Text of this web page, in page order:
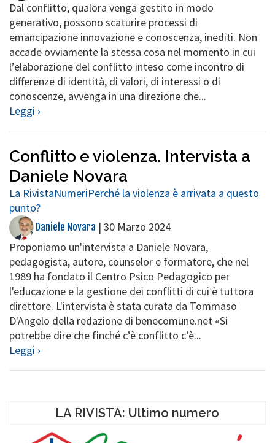
Dal conflitto, qualora venga gestito in modo
generativo, possono scaturire processi di
emancipazione innovazione e conoscenza, inediti. Non
accade ovviamente la stessa cosa nel momento in cui
l’elaborazione del conflitto inteso come incontro di
differenze di identità, di valori, di interessi o di
conoscenze, avvenga in una direzione che...
Leggi ›
Conflitto e violenza. Intervista a
Daniele Novara
La RivistaNumeriPerché la violenza è arrivata a questo
punto?
Daniele Novara | 30 Marzo 2024
Proponiamo un'intervista a Daniele Novara,
pedagogista, autore, counselor e formatore, che nel
1989 ha fondato il Centro Psico Pedagogico per
l'educazione e la gestione dei conflitti di cui è tuttora
direttore. L'intervista è stata curata da Tommaso
D'Angelo della redazione di benecomune.net «Si
potrebbe dire che finché c’è conflitto c’è...
Leggi ›
LA RIVISTA: Ultimo numero